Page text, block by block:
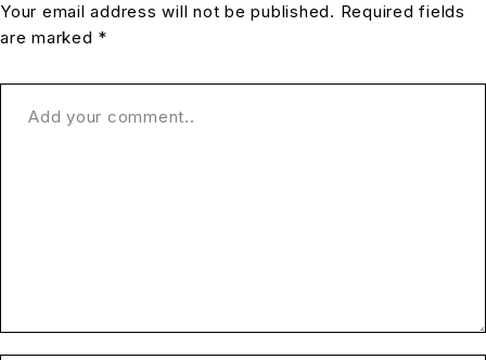
Your email address will not be published. Required fields
are marked *